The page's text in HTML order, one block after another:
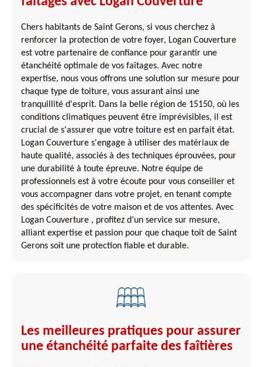
Chers habitants de Saint Gerons, si vous cherchez à
renforcer la protection de votre foyer, Logan Couverture
est votre partenaire de confiance pour garantir une
étanchéité optimale de vos faîtages. Avec notre
expertise, nous vous offrons une solution sur mesure pour
chaque type de toiture, vous assurant ainsi une
tranquillité d'esprit. Dans la belle région de 15150, où les
conditions climatiques peuvent être imprévisibles, il est
crucial de s'assurer que votre toiture est en parfait état.
Logan Couverture s'engage à utiliser des matériaux de
haute qualité, associés à des techniques éprouvées, pour
une durabilité à toute épreuve. Notre équipe de
professionnels est à votre écoute pour vous conseiller et
vous accompagner dans votre projet, en tenant compte
des spécificités de votre maison et de vos attentes. Avec
Logan Couverture , profitez d’un service sur mesure,
alliant expertise et passion pour que chaque toit de Saint
Gerons soit une protection fiable et durable.
Les meilleures pratiques pour assurer
une étanchéité parfaite des faîtières